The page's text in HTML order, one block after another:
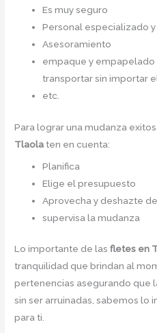
Es muy seguro
Personal especializado
Asesoramiento
empaque y
transportar sin importar
etc.
Para lograr una mudanza
Tlaola ten en cuenta:
Planifica
Elige el presupuesto
Aprovecha y deshazte
supervisa la mudanza
Lo importante de lasfletes en
tranquilidad que brindan al
pertenencias asegurando que
sin ser arruinadas, sabemos lo
para ti.